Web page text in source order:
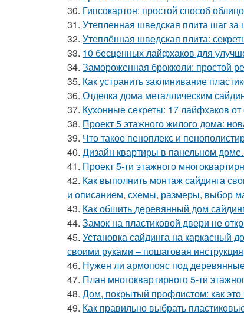
30. Гипсокартон: простой способ
31. Утепленная шведская плита шаг за
32. Утеплённая шведская плита:
33. 10 бесценных лайфхаков для
34. Замороженная брокколи: простой
35. Как устранить заклинивание
36. Отделка дома металлическим
37. Кухонные секреты: 17 лайфхаков
38. Проект 5 этажного жилого дома:
39. Что такое пеноплекс и
40. Дизайн квартиры в панельном
41. Проект 5-ти этажного
42. Как выполнить монтаж сайдинга
и описанием, схемы, размеры, выбор
43. Как обшить деревянный дом
44. Замок на пластиковой двери не
45. Установка сайдинга на каркасный
своими руками – пошаговая инструкция
46. Нужен ли армопояс под
47. План многоквартирного 5-ти
48. Дом, покрытый профлистом: как это
49. Как правильно выбрать